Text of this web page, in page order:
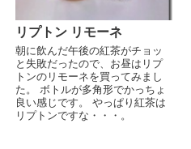
リプトン リモーネ
朝に飲んだ午後の紅茶がチョッ
と失敗だったので、お昼はリプ
トンのリモーネを買ってみまし
た。 ボトルが多角形でかっちょ
良い感じです。 やっぱり紅茶は
リプトンですな・・・。